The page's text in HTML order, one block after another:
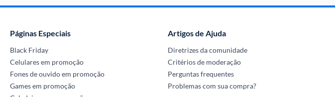
Páginas Especiais
Black Friday
Celulares em promoção
Fones de ouvido em promoção
Games em promoção
Artigos de Ajuda
Diretrizes da comunidade
Critérios de moderação
Perguntas frequentes
Problemas com sua compra?